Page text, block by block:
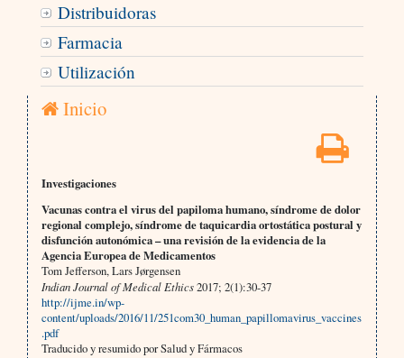
Distribuidoras
Farmacia
Utilización
Inicio
Investigaciones
Vacunas contra el virus del papiloma humano, síndrome de dolor
regional complejo, síndrome de taquicardia ortostática postural y
disfunción autonómica – una revisión de la evidencia de la
Agencia Europea de Medicamentos
Tom Jefferson, Lars Jørgensen
Indian Journal of Medical Ethics2017; 2(1):30-37
http://ijme.in/wp-
content/uploads/2016/11/251com30_human_papillomavirus_vaccines
.pdf
Traducido y resumido por Salud y Fármacos